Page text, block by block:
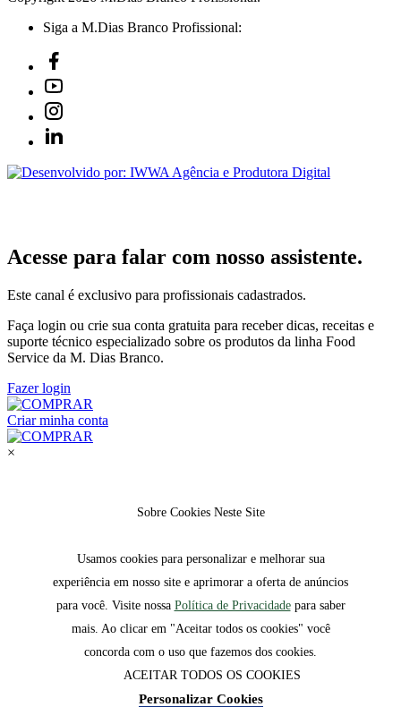
Siga a M.Dias Branco Profissional:
Acesse para falar com nosso assistente.
Este canal é exclusivo para profissionais cadastrados.
Faça login ou crie sua conta gratuita para receber dicas, receitas e
suporte técnico especializado sobre os produtos da linha Food
Service da M. Dias Branco.
Fazer login
Criar minha conta
×
Sobre Cookies Neste Site
Usamos cookies para personalizar e melhorar sua
experiência em nosso site e aprimorar a oferta de anúncios
para você. Visite nossa Política de Privacidadepara saber
mais. Ao clicar em "Aceitar todos os cookies" você
concorda com o uso que fazemos dos cookies.
ACEITAR TODOS OS COOKIES
Personalizar Cookies